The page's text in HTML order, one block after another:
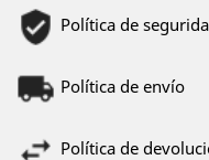
Política de
Política de envío
Política de